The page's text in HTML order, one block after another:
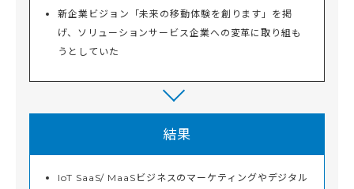
新企業ビジョン「未来の移動体験を創ります」を掲
げ、ソリューションサービス企業への変革に取り組も
うとしていた
結果
IoT SaaS/ MaaSビジネスのマーケティングやデジタル